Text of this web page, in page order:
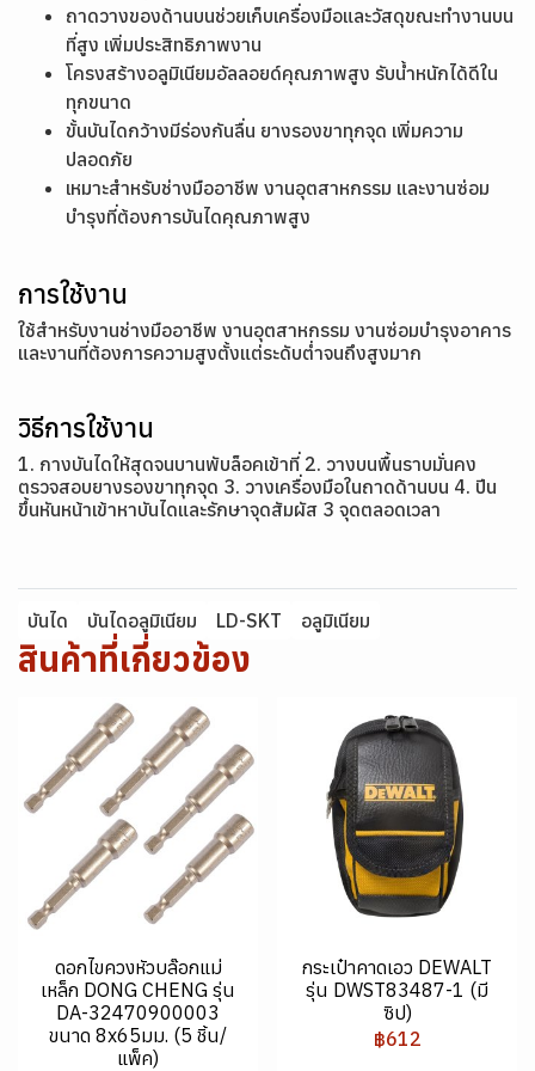
ถาดวางของด้านบนช่วยเก็บเครื่องมือและวัสดุขณะทำงานบน
ที่สูง เพิ่มประสิทธิภาพงาน
โครงสร้างอลูมิเนียมอัลลอยด์คุณภาพสูง รับน้ำหนักได้ดีใน
ทุกขนาด
ขั้นบันไดกว้างมีร่องกันลื่น ยางรองขาทุกจุด เพิ่มความ
ปลอดภัย
เหมาะสำหรับช่างมืออาชีพ งานอุตสาหกรรม และงานซ่อม
บำรุงที่ต้องการบันไดคุณภาพสูง
การใช้งาน
ใช้สำหรับงานช่างมืออาชีพ งานอุตสาหกรรม งานซ่อมบำรุงอาคาร
และงานที่ต้องการความสูงตั้งแต่ระดับต่ำจนถึงสูงมาก
วิธีการใช้งาน
1. กางบันไดให้สุดจนบานพับล็อคเข้าที่ 2. วางบนพื้นราบมั่นคง
ตรวจสอบยางรองขาทุกจุด 3. วางเครื่องมือในถาดด้านบน 4. ปีน
ขึ้นหันหน้าเข้าหาบันไดและรักษาจุดสัมผัส 3 จุดตลอดเวลา
บันได บันไดอลูมิเนียม LD-SKT อลูมิเนียม
สินค้าที่เกี่ยวข้อง
ดอกไขควงหัวบล๊อกแม่
เหล็ก DONG CHENG รุ่น
DA-32470900003
ขนาด 8x65มม. (5 ชิ้น/
แพ็ค)
กระเป๋าคาดเอว DEWALT
รุ่น DWST83487-1 (มี
ซิป)
฿612